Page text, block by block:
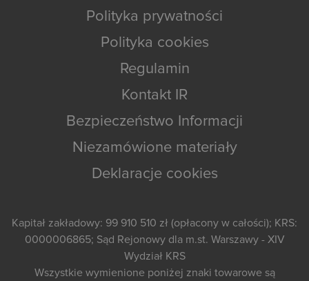
Polityka prywatności
Polityka cookies
Regulamin
Kontakt IR
Bezpieczeństwo Informacji
Niezamówione materiały
Deklaracje cookies
Kapitał zakładowy: 99 910 510 zł (opłacony w całości); KRS:
0000006865; Sąd Rejonowy dla m.st. Warszawy - XIV
Wydział KRS
Wszystkie wymienione poniżej znaki towarowe są